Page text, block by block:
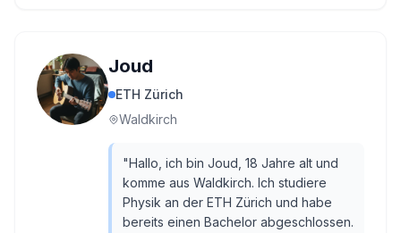
Joud
ETH Zürich
Waldkirch
"Hallo, ich bin Joud, 18 Jahre alt und
komme aus Waldkirch. Ich studiere
Physik an der ETH Zürich und habe
bereits einen Bachelor abgeschlossen.